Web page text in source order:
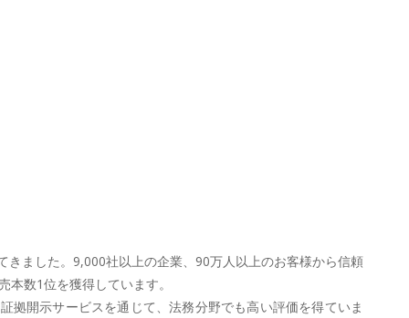
ました。9,000社以上の企業、90万人以上のお客様から信頼
数1位を獲得しています。
拠開示サービスを通じて、法務分野でも高い評価を得ていま